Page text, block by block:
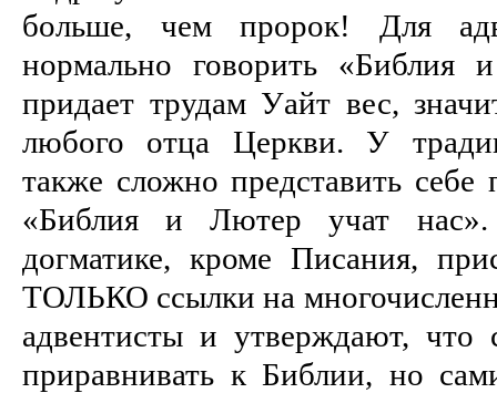
больше, чем пророк! Для
нормально говорить «Библия
придает трудам Уайт вес,
любого отца Церкви. У
также сложно представить
«Библия и Лютер учат
догматике, кроме Писания,
ТОЛЬКО ссылки на
адвентисты и утверждают, что
приравнивать к Библии, но